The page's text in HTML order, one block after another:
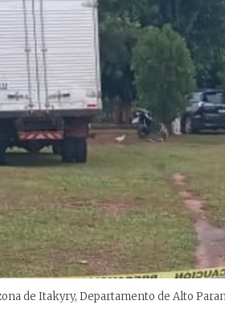
de Itakyry, Departamento de Alto